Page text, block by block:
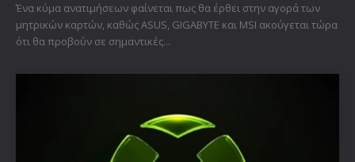
Ένα κύμα ανατιμήσεων φαίνεται πως θα έρθει στην αγορά των
μητρικών καρτών, καθώς ASUS, GIGABYTE και MSI ακούγεται τώρα
ότι θα προβούν σε σημαντικές...